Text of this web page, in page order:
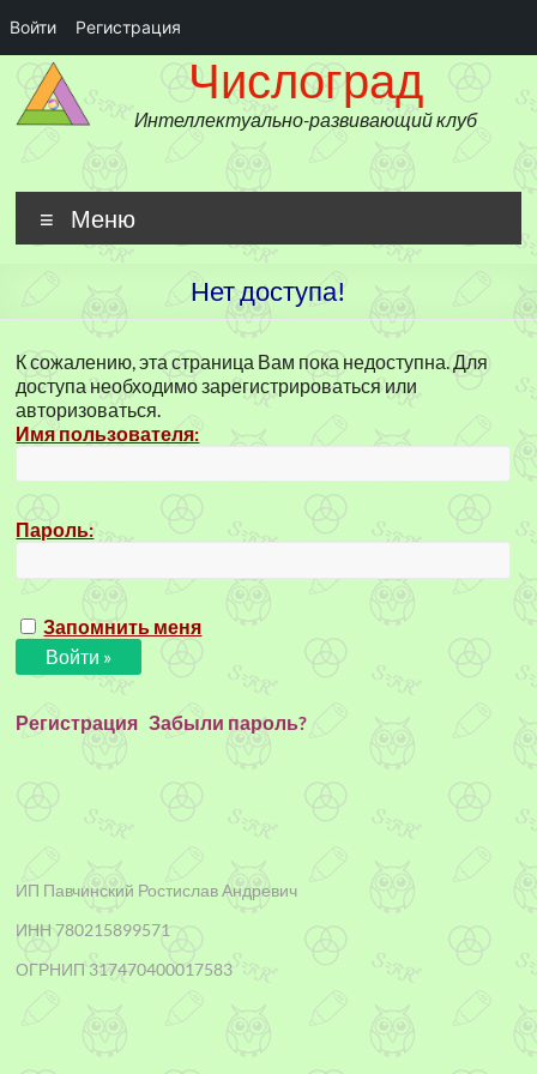
Войти Регистрация
Перейти
содержимому
ЧислоградЧислоград
Интеллектуально-развивающий клуб
Меню
Нет доступа!
К сожалению, эта страница Вам пока недоступна. Для
доступа необходимо зарегистрироваться или
авторизоваться.
Имя пользователя:
Пароль:
Запомнить меня
Регистрация Забыли пароль?
ИП Павчинский Ростислав Андревич
ИНН 780215899571
ОГРНИП 317470400017583